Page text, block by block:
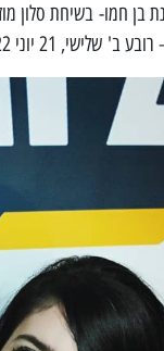
בן חמו- בשיחת
2022 בשעה 20:00, מחיר 20 ₪.